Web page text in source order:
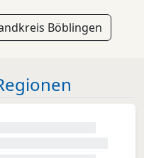
Böblingen